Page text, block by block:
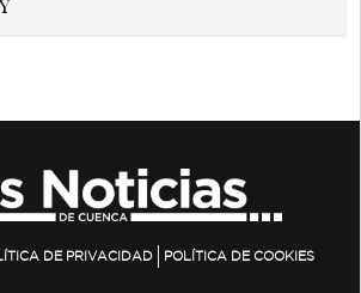
DE PRIVACIDAD POLÍTICA DE COOKIES